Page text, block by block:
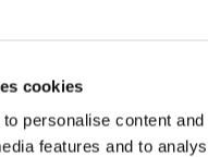
cookies
personalise content
features and to